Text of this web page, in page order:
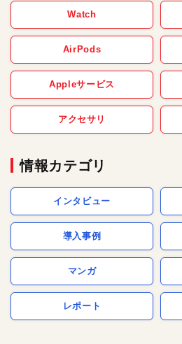
Watch
AirPods
Appleサービス
アクセサリ
情報カテゴリ
インタビュー
導入事例
マンガ
レポート